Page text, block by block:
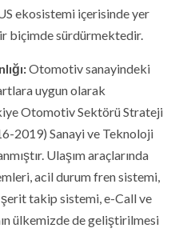
ekosistemi içerisinde yer
biçimde sürdürmektedir.
Otomotiv sanayindeki
uygun olarak
Otomotiv Sektörü Strateji
2019) Sanayi ve Teknoloji
Ulaşım araçlarında
acil durum fren sistemi,
takip sistemi, e-Call ve
ülkemizde de geliştirilmesi